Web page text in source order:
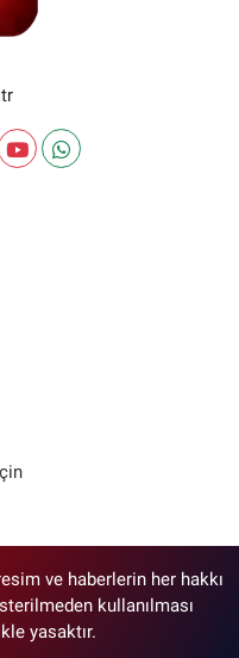
ve haberlerin her hakkı
kullanılması
yasaktır.